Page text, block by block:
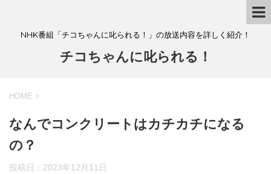
NHK番組「チコちゃんに叱られる！」の放送内容を詳しく紹介！
チコちゃんに叱られる！
HOME >
なんでコンクリートはカチカチになる
の？
投稿日： 2023年12月11日